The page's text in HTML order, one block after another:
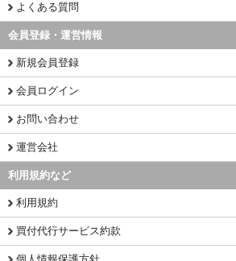
よくある質問
会員登録・運営情報
新規会員登録
会員ログイン
お問い合わせ
運営会社
利用規約など
利用規約
買付代行サービス約款